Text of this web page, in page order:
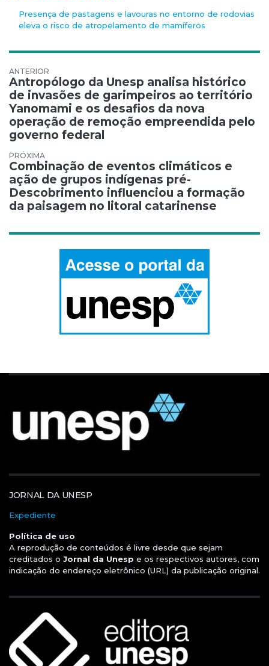
Presença de pastagens e lavouras no entorno de rodovias
eleva o risco de atropelamento de mamíferos
Navegação de Post
Antropólogo da Unesp analisa histórico
de invasões de garimpeiros ao território
Yanomami e os desafios da nova
operação de remoção empreendida pelo
governo federal
Combinação de eventos climáticos e
ação de grupos indígenas pré-
Descobrimento influenciou a formação
da paisagem no litoral catarinense
JORNAL DA UNESP
Expediente
Política de uso
A reprodução de conteúdos é livre desde que sejam
creditados o Jornal da Unesp e os respectivos autores, com
indicação do endereço eletrônico (URL) da publicação original.